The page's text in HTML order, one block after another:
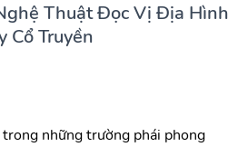
Thuật Đọc Vị Địa Hình
Cổ Truyền
những trường phái phong